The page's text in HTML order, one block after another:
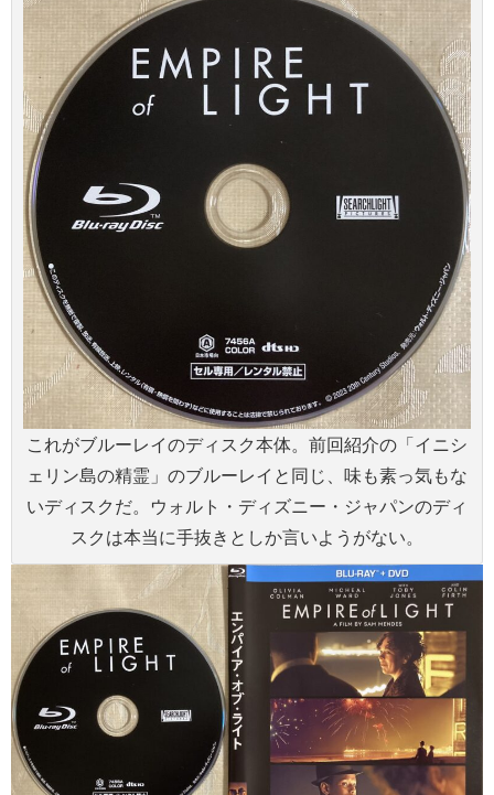
これがブルーレイのディスク本体。前回紹介の「イニシ
ェリン島の精霊」のブルーレイと同じ、味も素っ気もな
いディスクだ。ウォルト・ディズニー・ジャパンのディ
スクは本当に手抜きとしか言いようがない。